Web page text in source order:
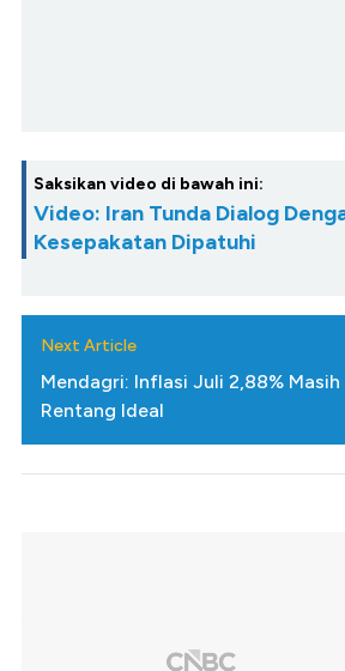
Saksikan video di bawah ini:
Video: Iran Tunda Dialog
Kesepakatan Dipatuhi
Next Article
Mendagri: Inflasi Juli 2,88% Masih
Rentang Ideal